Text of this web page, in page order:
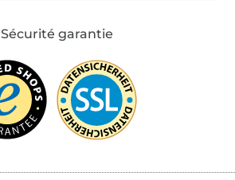
Sécurité garantie